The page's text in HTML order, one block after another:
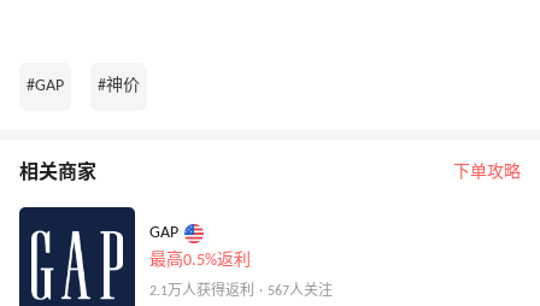
#GAP #神价
相关商家 下单攻略
GAP
最高0.5%返利
2.1万人获得返利 · 567人关注